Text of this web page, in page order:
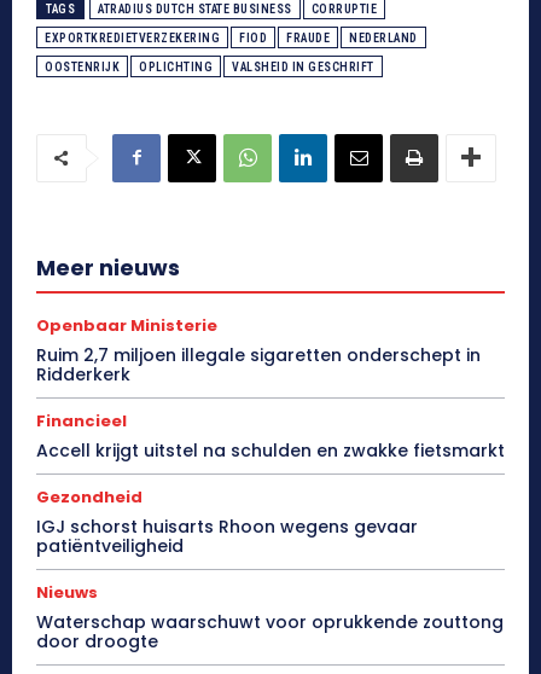
TAGS ATRADIUS DUTCH STATE BUSINESS CORRUPTIE
EXPORTKREDIETVERZEKERING FIOD FRAUDE NEDERLAND
OOSTENRIJK OPLICHTING VALSHEID IN GESCHRIFT
Meer nieuws
Openbaar Ministerie
Ruim 2,7 miljoen illegale sigaretten onderschept in
Ridderkerk
Financieel
Accell krijgt uitstel na schulden en zwakke fietsmarkt
Gezondheid
IGJ schorst huisarts Rhoon wegens gevaar
patiëntveiligheid
Nieuws
Waterschap waarschuwt voor oprukkende zouttong
door droogte